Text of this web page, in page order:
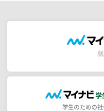
学生のための